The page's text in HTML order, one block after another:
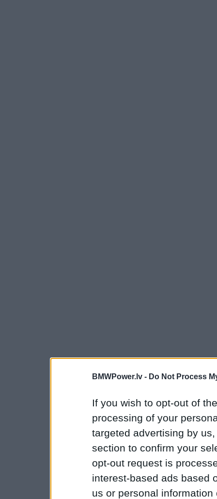
BMWPower.lv - Do Not Process
If you wish to opt-out of
processing of your
targeted advertising by
section to confirm your
opt-out request is
interest-based ads based
us or personal